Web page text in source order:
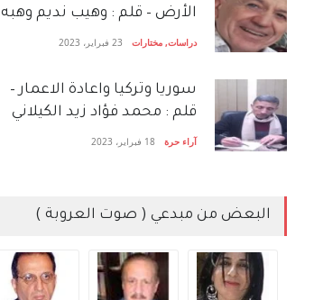
الأرض – قلم : وهيب نديم وهبه
دراسات, مختارات 23 فبراير، 2023
سوريا وتركيا واعادة الاعمار –
قلم : محمد فؤاد زيد الكيلاني
آراء حرة 18 فبراير، 2023
البعض من مبدعي ( صوت العروبة )